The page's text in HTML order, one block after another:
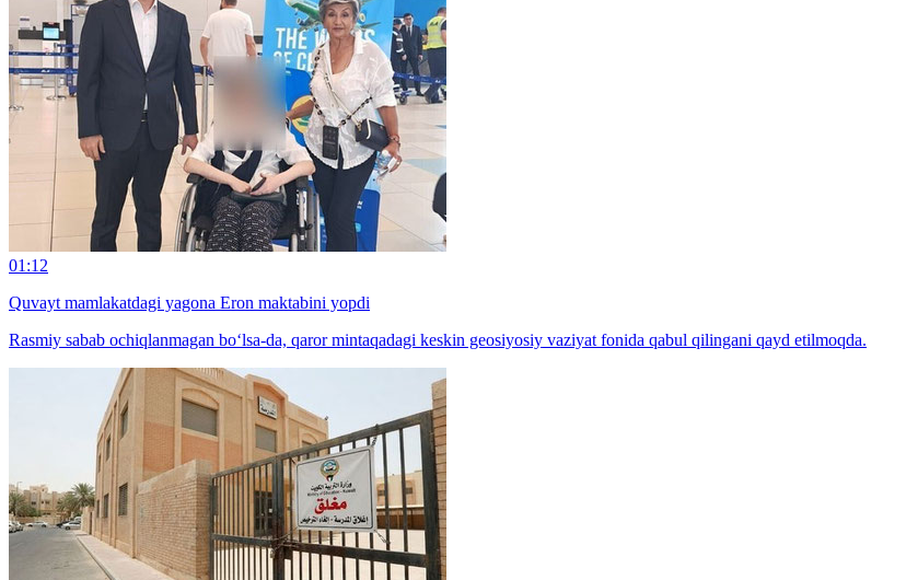
01:12
Quvayt mamlakatdagi yagona Eron maktabini yopdi
Rasmiy sabab ochiqlanmagan bo‘lsa-da, qaror mintaqadagi keskin geosiyosiy vaziyat fonida qabul qilingani qayd etilmoqda.